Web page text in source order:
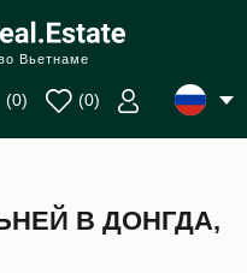
Вьетнаме
(0) (0)
В ДОНГДА,